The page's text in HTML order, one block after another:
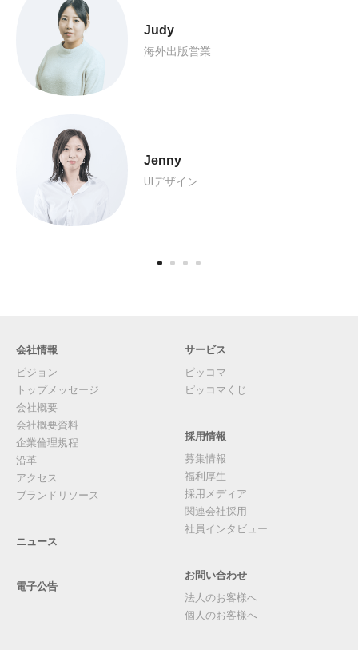
Judy
海外出版営業
Jenny
UIデザイン
会社情報
ビジョン
トップメッセージ
会社概要
会社概要資料
企業倫理規程
沿革
アクセス
ブランドリソース
ニュース
電子公告
サービス
ピッコマ
ピッコマくじ
採用情報
募集情報
福利厚生
採用メディア
関連会社採用
社員インタビュー
お問い合わせ
法人のお客様へ
個人のお客様へ